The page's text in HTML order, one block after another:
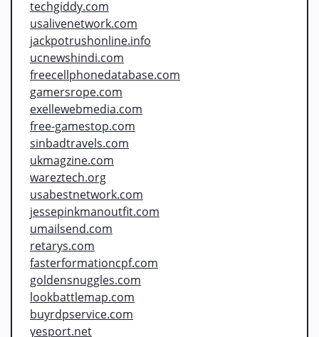
techgiddy.com
usalivenetwork.com
jackpotrushonline.info
ucnewshindi.com
freecellphonedatabase.com
gamersrope.com
exellewebmedia.com
free-gamestop.com
sinbadtravels.com
ukmagzine.com
wareztech.org
usabestnetwork.com
jessepinkmanoutfit.com
umailsend.com
retarys.com
fasterformationcpf.com
goldensnuggles.com
lookbattlemap.com
buyrdpservice.com
yesport.net